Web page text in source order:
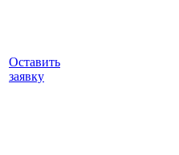
Оставить
заявку